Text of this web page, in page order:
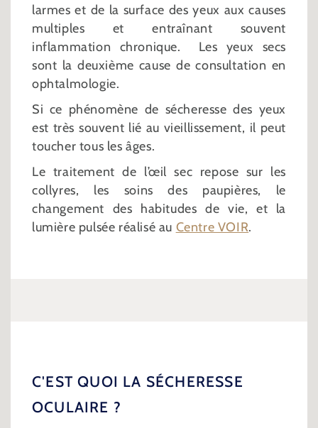
larmes et de la surface des yeux aux causes
multiples et entraînant souvent
inflammation chronique. Les yeux secs
sont la deuxième cause de consultation en
ophtalmologie.
Si ce phénomène de sécheresse des yeux
est très souvent lié au vieillissement, il peut
toucher tous les âges.
Le traitement de l’œil sec repose sur les
collyres, les soins des paupières, le
changement des habitudes de vie, et la
lumière pulsée réalisé au Centre VOIR.
C'EST QUOI LA SÉCHERESSE
OCULAIRE ?